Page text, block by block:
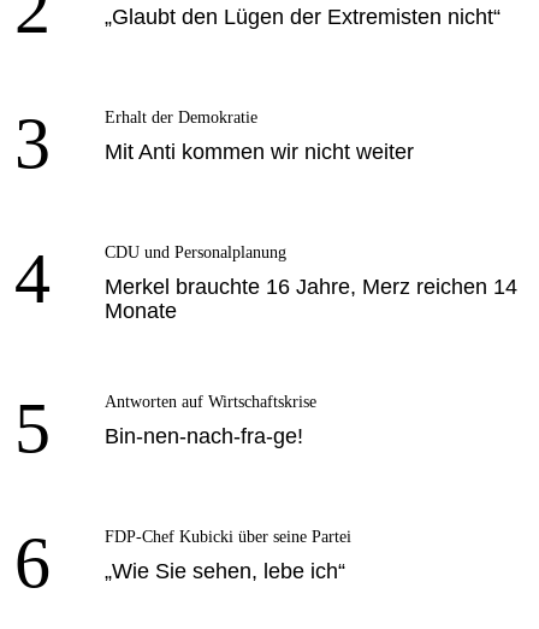
„Glaubt den Lügen der Extremisten nicht“
3 Erhalt der Demokratie
Mit Anti kommen wir nicht weiter
4 CDU und Personalplanung
Merkel brauchte 16 Jahre, Merz reichen 14
Monate
5 Antworten auf Wirtschaftskrise
Bin-nen-nach-fra-ge!
6 FDP-Chef Kubicki über seine Partei
„Wie Sie sehen, lebe ich“